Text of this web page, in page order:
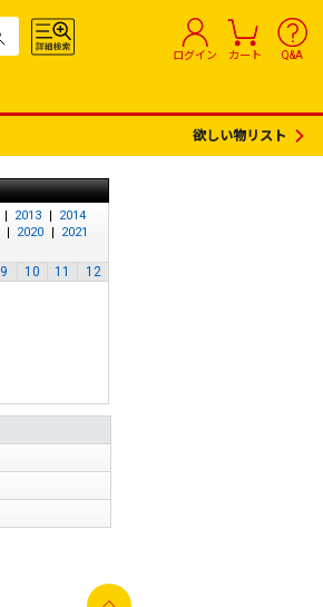
ログイン カート Q&A
欲しい物リスト
2013
2014
2020
2021
9 10 11
12